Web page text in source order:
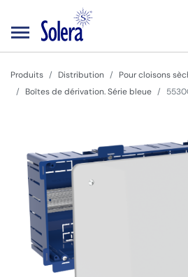
Produits Distribution
Pour cloisons
Boîtes de dérivation. Série bleue